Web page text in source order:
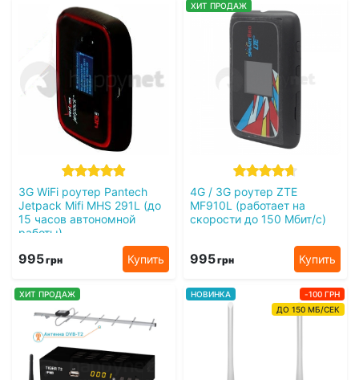
3G WiFi роутер Pantech
Jetpack Mifi MHS 291L (до
15 часов автономной
работы)
995грн Купить
ХИТ ПРОДАЖ
4G / 3G роутер ZTE
MF910L (работает на
скорости до 150 Мбит/с)
995грн Купить
ХИТ ПРОДАЖ НОВИНКА
-100 ГРН
ДО 150 МБ/СЕК